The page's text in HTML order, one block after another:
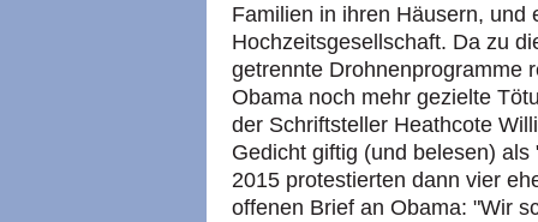
Familien in ihren Häusern, und
Hochzeitsgesellschaft. Da zu
getrennte Drohnenprogramme
Obama noch mehr gezielte
der Schriftsteller Heathcote
Gedicht giftig (und belesen)
2015 protestierten dann vier
offenen Brief an Obama: "Wir